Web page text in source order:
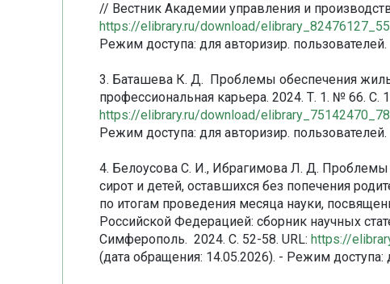
// Вестник Академии управления и
https://elibrary.ru/download/
Режим доступа: для авторизир. пользователей.
3. Баташева К. Д. Проблемы обеспечения
профессиональная карьера. 2024. Т. 1. № 66. С.
https://elibrary.ru/download/
Режим доступа: для авторизир. пользователей.
4. Белоусова С. И., Ибрагимова Л. Д.
сирот и детей, оставшихся без попечения
по итогам проведения месяца науки,
Российской Федерацией: сборник научных
Симферополь. 2024. С. 52-58. URL: https://
(дата обращения: 14.05.2026). - Режим доступа: